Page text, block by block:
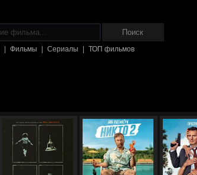
Фильмы Сериалы ТОП фильмов